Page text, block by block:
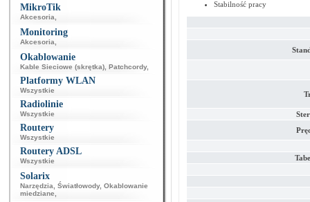
MikroTik
Akcesoria
Monitoring
Akcesoria
Okablowanie
Kable Sieciowe (skrętka) Patchcordy,
Platformy WLAN
Wszystkie
Radiolinie
Wszystkie
Routery
Wszystkie
Routery ADSL
Wszystkie
Solarix
Narzędzia Światłowody, Okablowanie
miedziane
Stabilność pracy